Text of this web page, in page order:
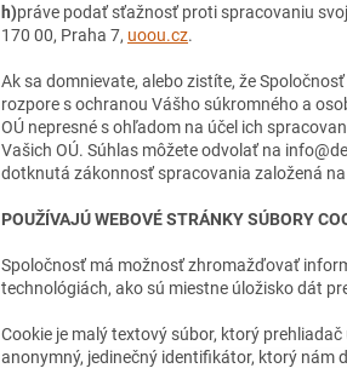
h)práve podať sťažnosť proti spracovaniu
170 00, Praha 7, uoou.cz.
Ak sa domnievate, alebo zistíte, že
rozpore s ochranou Vášho súkromného a
OÚ nepresné s ohľadom na účel ich
Vašich OÚ. Súhlas môžete odvolať na
dotknutá zákonnosť spracovania založená
POUŽÍVAJÚ WEBOVÉ STRÁNKY SÚBORY
Spoločnosť má možnosť zhromažďovať
technológiách, ako sú miestne úložisko dát
Cookie je malý textový súbor, ktorý
anonymný, jedinečný identifikátor, ktorý nám